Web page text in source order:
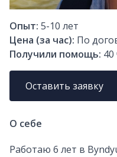
Опыт: 5-10 лет
Цена (за час): По
Получили помощь: 40
Оставить заявку
О себе
Работаю 6 лет в